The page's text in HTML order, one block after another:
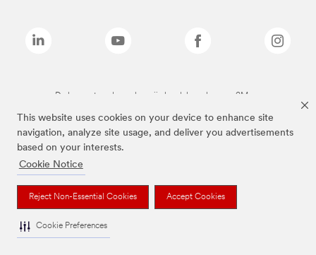
This website uses cookies on your device to enhance site
navigation, analyze site usage, and deliver you advertisements
based on your interests.
Cookie Notice
Reject Non-Essential Cookies Accept Cookies
Cookie Preferences
De bovenstaande merken zijn handelsmerken van 3M.we